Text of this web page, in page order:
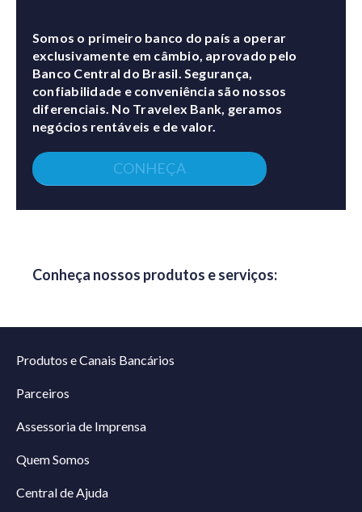
Somos o primeiro banco do país a operar
exclusivamente em câmbio, aprovado pelo
Banco Central do Brasil. Segurança,
confiabilidade e conveniência são nossos
diferenciais. No Travelex Bank, geramos
negócios rentáveis e de valor.
CONHEÇA
Conheça nossos produtos e serviços:
Produtos e Canais Bancários
Parceiros
Assessoria de Imprensa
Quem Somos
Central de Ajuda